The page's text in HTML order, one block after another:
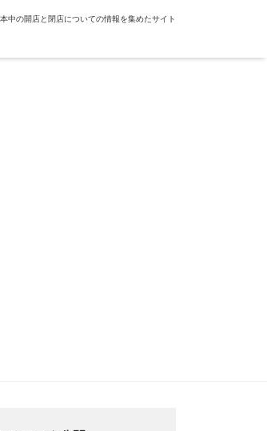
中の開店と閉店についての情報を集めたサイト